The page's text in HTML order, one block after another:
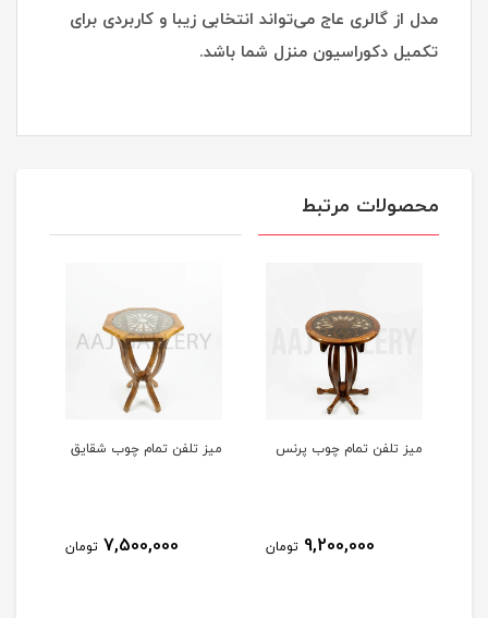
مدل از گالری عاج می‌تواند انتخابی زیبا و کاربردی برای
تکمیل دکوراسیون منزل شما باشد.
محصولات مرتبط
میز تلفن تمام چوب پرنس
9,200,000 تومان
میز تلفن تمام چوب شقایق
7,500,000 تومان